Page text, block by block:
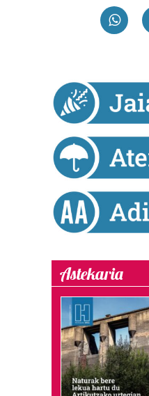
Webgune honek cookie
fitxategiak erabiltzen ditu.
erabiltzeko baimen
irakurri
Astekaria